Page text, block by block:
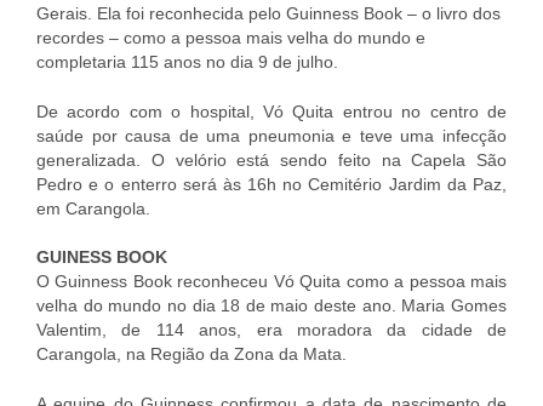
Gerais. Ela foi reconhecida pelo Guinness Book – o livro dos
recordes – como a pessoa mais velha do mundo e
completaria 115 anos no dia 9 de julho.
De acordo com o hospital, Vó Quita entrou no centro de
saúde por causa de uma pneumonia e teve uma infecção
generalizada. O velório está sendo feito na Capela São
Pedro e o enterro será às 16h no Cemitério Jardim da Paz,
em Carangola.
GUINESS BOOK
O Guinness Book reconheceu Vó Quita como a pessoa mais
velha do mundo no dia 18 de maio deste ano. Maria Gomes
Valentim, de 114 anos, era moradora da cidade de
Carangola, na Região da Zona da Mata.